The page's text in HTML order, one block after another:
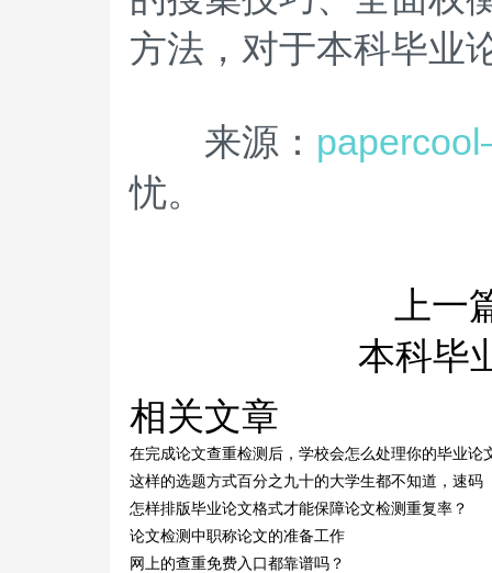
方法，对于本科毕业
来源：
忧。
上一
本科毕
相关文章
在完成论文查重检测后，学校会怎么处理你的毕业论
这样的选题方式百分之九十的大学生都不知道，速码
怎样排版毕业论文格式才能保障论文检测重复率？
论文检测中职称论文的准备工作
网上的查重免费入口都靠谱吗？